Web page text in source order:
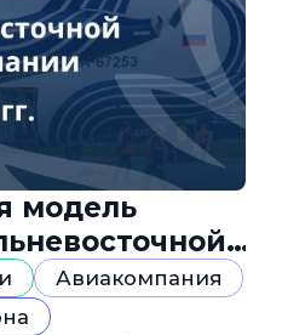
модель
Авиакомпания